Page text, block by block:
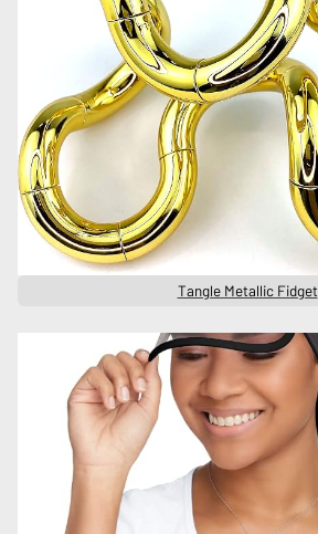
Tangle Metallic Fidget